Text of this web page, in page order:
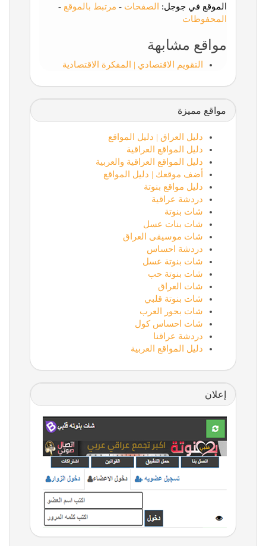
الموقع في جوجل: الصفحات - مرتبط بالموقع -
المحفوظات
مواقع مشابهة
التقويم الاقتصادي | المفكرة الاقتصادية
مواقع مميزة
دليل العراق | دليل المواقع
دليل المواقع العراقية
دليل المواقع العراقية والعربية
أضف موقعك | دليل المواقع
دليل مواقع بنوتة
دردشة عراقية
شات بنوتة
شات بنات عسل
شات موسيقى العراق
دردشة احساس
شات بنوتة عسل
شات بنوتة حب
شات العراق
شات بنوتة قلبي
شات بحور العرب
شات احساس كول
دردشة عراقنا
دليل المواقع العربية
إعلان